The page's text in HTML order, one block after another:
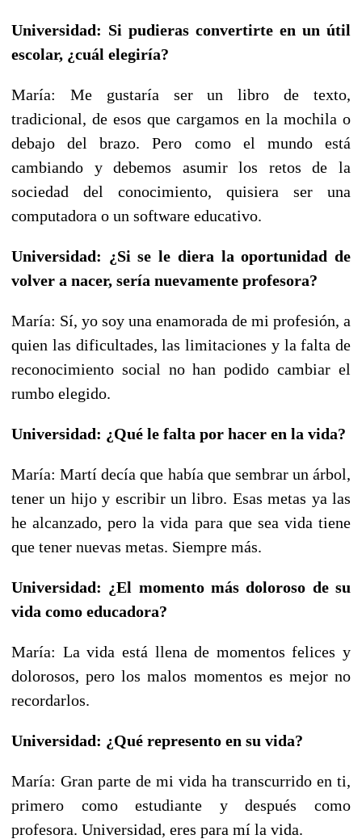
Universidad: Si pudieras convertirte en un útil
escolar, ¿cuál elegiría?
María: Me gustaría ser un libro de texto,
tradicional, de esos que cargamos en la mochila o
debajo del brazo. Pero como el mundo está
cambiando y debemos asumir los retos de la
sociedad del conocimiento, quisiera ser una
computadora o un software educativo.
Universidad: ¿Si se le diera la oportunidad de
volver a nacer, sería nuevamente profesora?
María: Sí, yo soy una enamorada de mi profesión, a
quien las dificultades, las limitaciones y la falta de
reconocimiento social no han podido cambiar el
rumbo elegido.
Universidad: ¿Qué le falta por hacer en la vida?
María: Martí decía que había que sembrar un árbol,
tener un hijo y escribir un libro. Esas metas ya las
he alcanzado, pero la vida para que sea vida tiene
que tener nuevas metas. Siempre más.
Universidad: ¿El momento más doloroso de su
vida como educadora?
María: La vida está llena de momentos felices y
dolorosos, pero los malos momentos es mejor no
recordarlos.
Universidad: ¿Qué represento en su vida?
María: Gran parte de mi vida ha transcurrido en ti,
primero como estudiante y después como
profesora. Universidad, eres para mí la vida.